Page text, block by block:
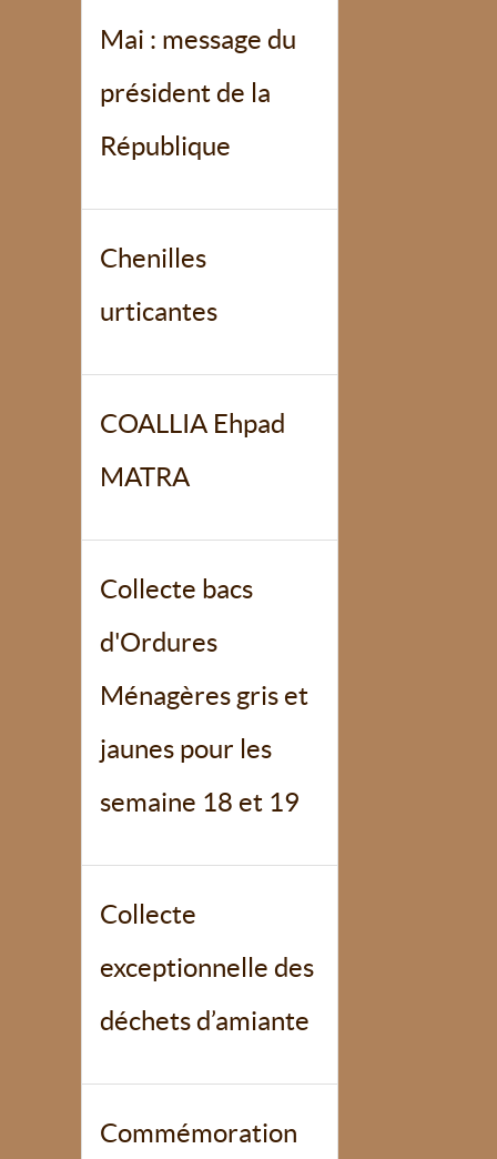
Mai : message du
président de la
République
Chenilles
urticantes
COALLIA Ehpad
MATRA
Collecte bacs
d'Ordures
Ménagères gris et
jaunes pour les
semaine 18 et 19
Collecte
exceptionnelle des
déchets d’amiante
Commémoration